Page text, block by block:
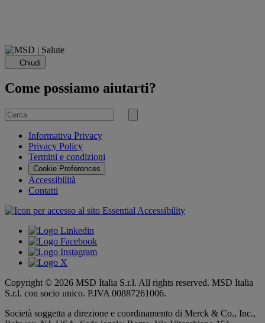
Chiudi
Come possiamo aiutarti?
Cerca
per
Invia
Informativa Privacy
Privacy Policy
Termini e condizioni
Cookie Preferences
Accessibilità
Contatti
Copyright © 2026 MSD Italia S.r.l. All rights reserved. MSD Italia
S.r.l. con socio unico. P.IVA 00887261006.
Società soggetta a direzione e coordinamento di Merck & Co., Inc.,